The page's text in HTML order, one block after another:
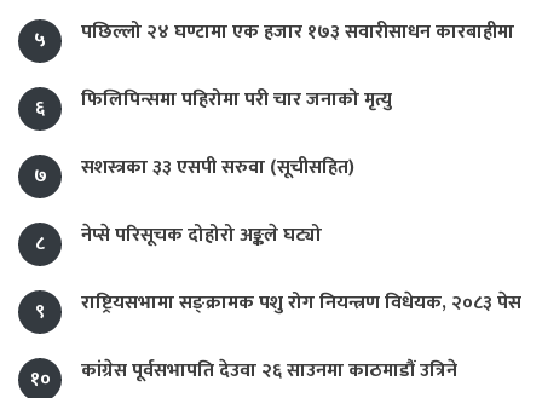
५
पछिल्लो २४ घण्टामा एक हजार १७३ सवारीसाधन कारबाहीमा
६ फिलिपिन्समा पहिरोमा परी चार जनाको मृत्यु
७ सशस्त्रका ३३ एसपी सरुवा (सूचीसहित)
८ नेप्से परिसूचक दोहोरो अङ्कले घट्यो
९ राष्ट्रियसभामा सङ्क्रामक पशु रोग नियन्त्रण विधेयक, २०८३ पेस
१० कांग्रेस पूर्वसभापति देउवा २६ साउनमा काठमाडौं उत्रिने